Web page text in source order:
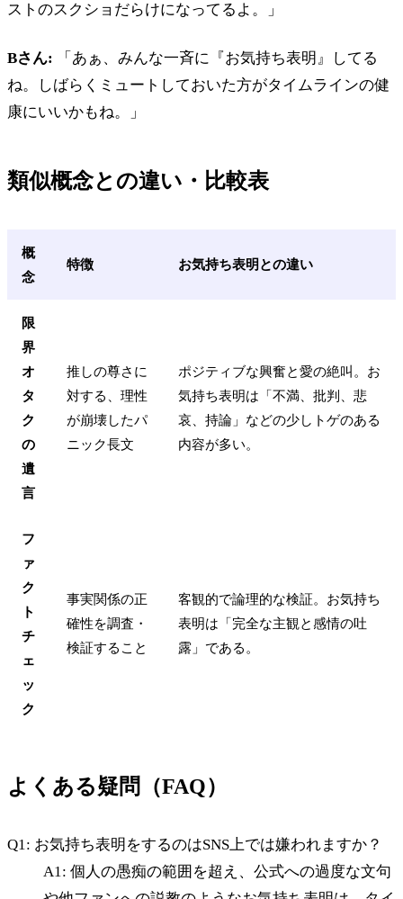
ストのスクショだらけになってるよ。」
Bさん: 「あぁ、みんな一斉に『お気持ち表明』してる
ね。しばらくミュートしておいた方がタイムラインの健
康にいいかもね。」
類似概念との違い・比較表
概
念
特徴 お気持ち表明との違い
限
界
オ
タ
ク
の
遺
言
推しの尊さに
対する、理性
が崩壊したパ
ニック長文
ポジティブな興奮と愛の絶叫。お
気持ち表明は「不満、批判、悲
哀、持論」などの少しトゲのある
内容が多い。
フ
ァ
ク
ト
チ
ェ
ッ
ク
事実関係の正
確性を調査・
検証すること
客観的で論理的な検証。お気持ち
表明は「完全な主観と感情の吐
露」である。
よくある疑問（FAQ）
Q1: お気持ち表明をするのはSNS上では嫌われますか？
A1: 個人の愚痴の範囲を超え、公式への過度な文句